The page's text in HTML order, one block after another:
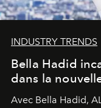
INDUSTRY TRENDS
Bella Hadid
dans la
Avec Bella Hadid,